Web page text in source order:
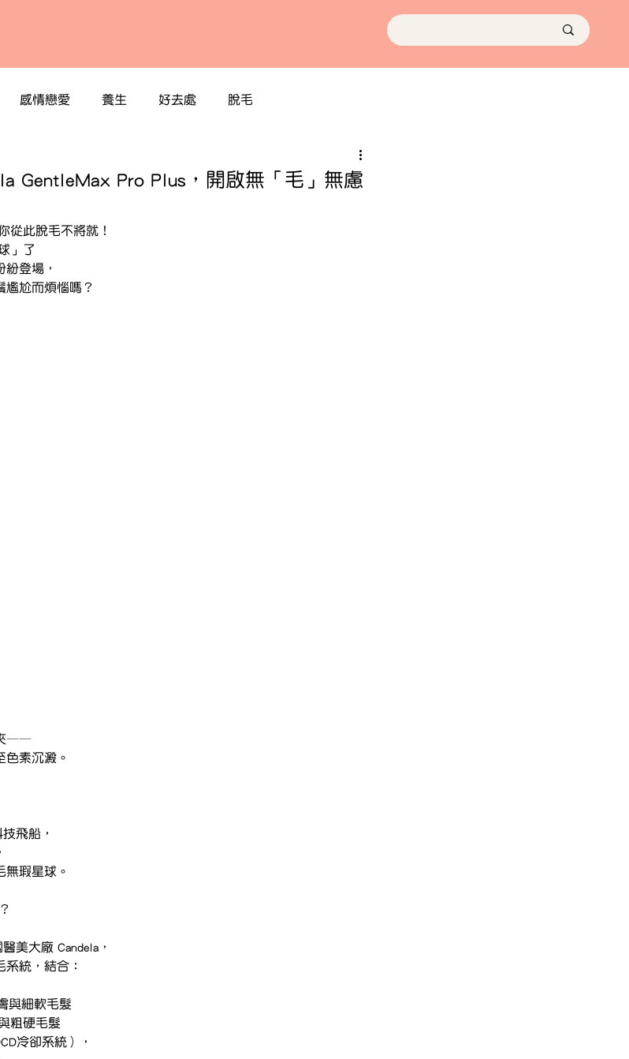
感情戀愛 養生 好去處 脫毛
GentleMax Pro Plus，開啟無「毛」無慮
此脫毛不將就！
」了
登場，
尷尬而煩惱嗎？
夾——
素沉澱。
飛船，
無瑕星球。
美大廠 Candela，
統，結合：
與細軟毛髮
粗硬毛髮
冷卻系統），